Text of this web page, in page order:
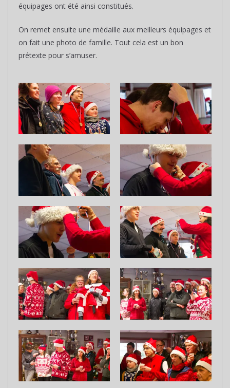
équipages ont été ainsi constitués.
On remet ensuite une médaille aux meilleurs équipages et
on fait une photo de famille. Tout cela est un bon
prétexte pour s’amuser.